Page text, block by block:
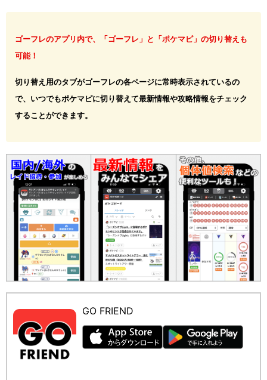
ゴーフレのアプリ内で、「ゴーフレ」と「ポケマピ」の切り替えも
可能！
切り替え用のタブがゴーフレの各ページに常時表示されているの
で、いつでもポケマピに切り替えて最新情報や攻略情報をチェック
することができます。
GO FRIEND